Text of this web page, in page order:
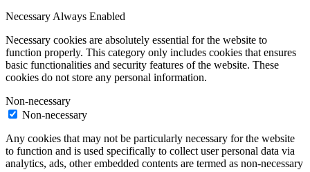
NecessaryAlways Enabled
Necessary cookies are absolutely essential for the website to
function properly. This category only includes cookies that ensures
basic functionalities and security features of the website. These
cookies do not store any personal information.
Non-necessary
Non-necessary
Any cookies that may not be particularly necessary for the website
to function and is used specifically to collect user personal data via
analytics, ads, other embedded contents are termed as non-necessary